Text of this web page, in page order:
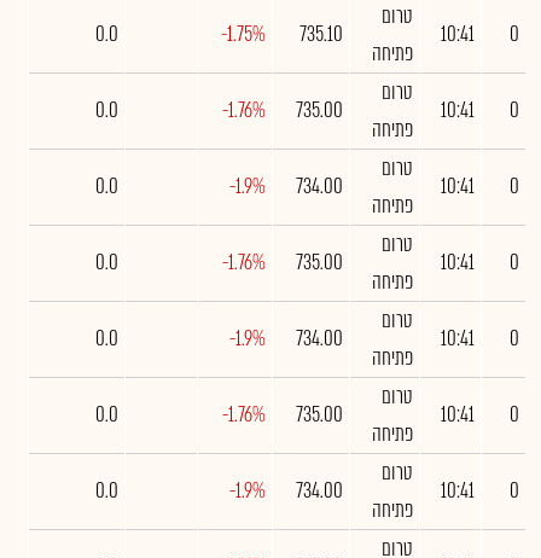
0
10:41
טרום
פתיחה
735.10
-1.75%
0.0
0
10:41
טרום
פתיחה
735.00
-1.76%
0.0
0
10:41
טרום
פתיחה
734.00
-1.9%
0.0
0
10:41
טרום
פתיחה
735.00
-1.76%
0.0
0
10:41
טרום
פתיחה
734.00
-1.9%
0.0
0
10:41
טרום
פתיחה
735.00
-1.76%
0.0
0
10:41
טרום
פתיחה
734.00
-1.9%
0.0
טרום